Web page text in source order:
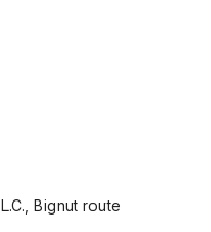
Bignut route